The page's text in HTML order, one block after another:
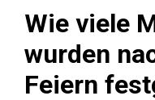
Wie viele
wurden
Feiern